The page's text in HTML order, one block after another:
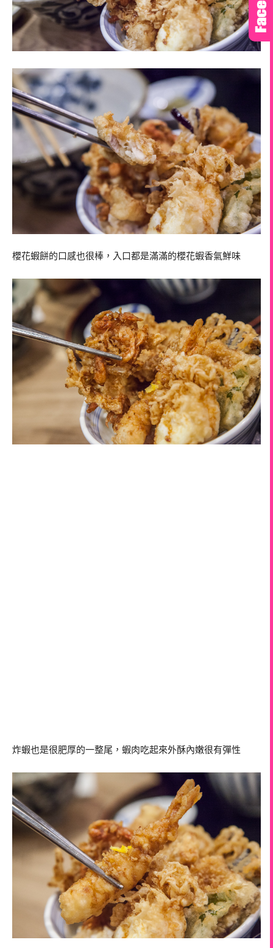
櫻花蝦餅的口感也很棒，入口都是滿滿的櫻花蝦香氣鮮味
炸蝦也是很肥厚的一整尾，蝦肉吃起來外酥內嫩很有彈性